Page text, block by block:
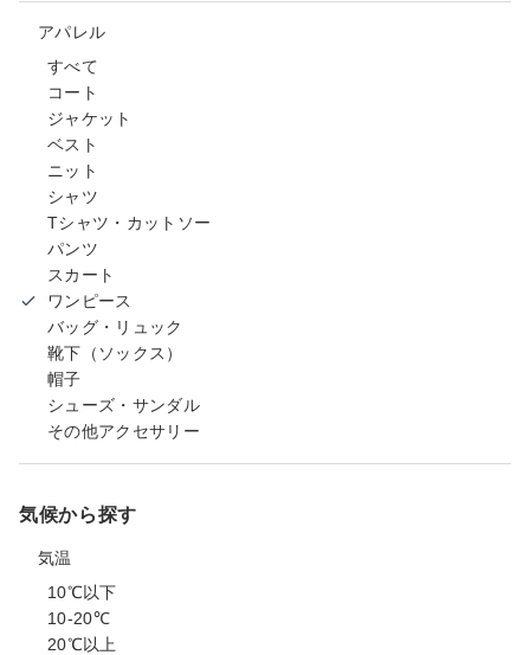
アパレル
すべて
コート
ジャケット
ベスト
ニット
シャツ
Tシャツ・カットソー
パンツ
スカート
ワンピース
バッグ・リュック
靴下（ソックス）
帽子
シューズ・サンダル
その他アクセサリー
気候から探す
気温
10℃以下
10-20℃
20℃以上